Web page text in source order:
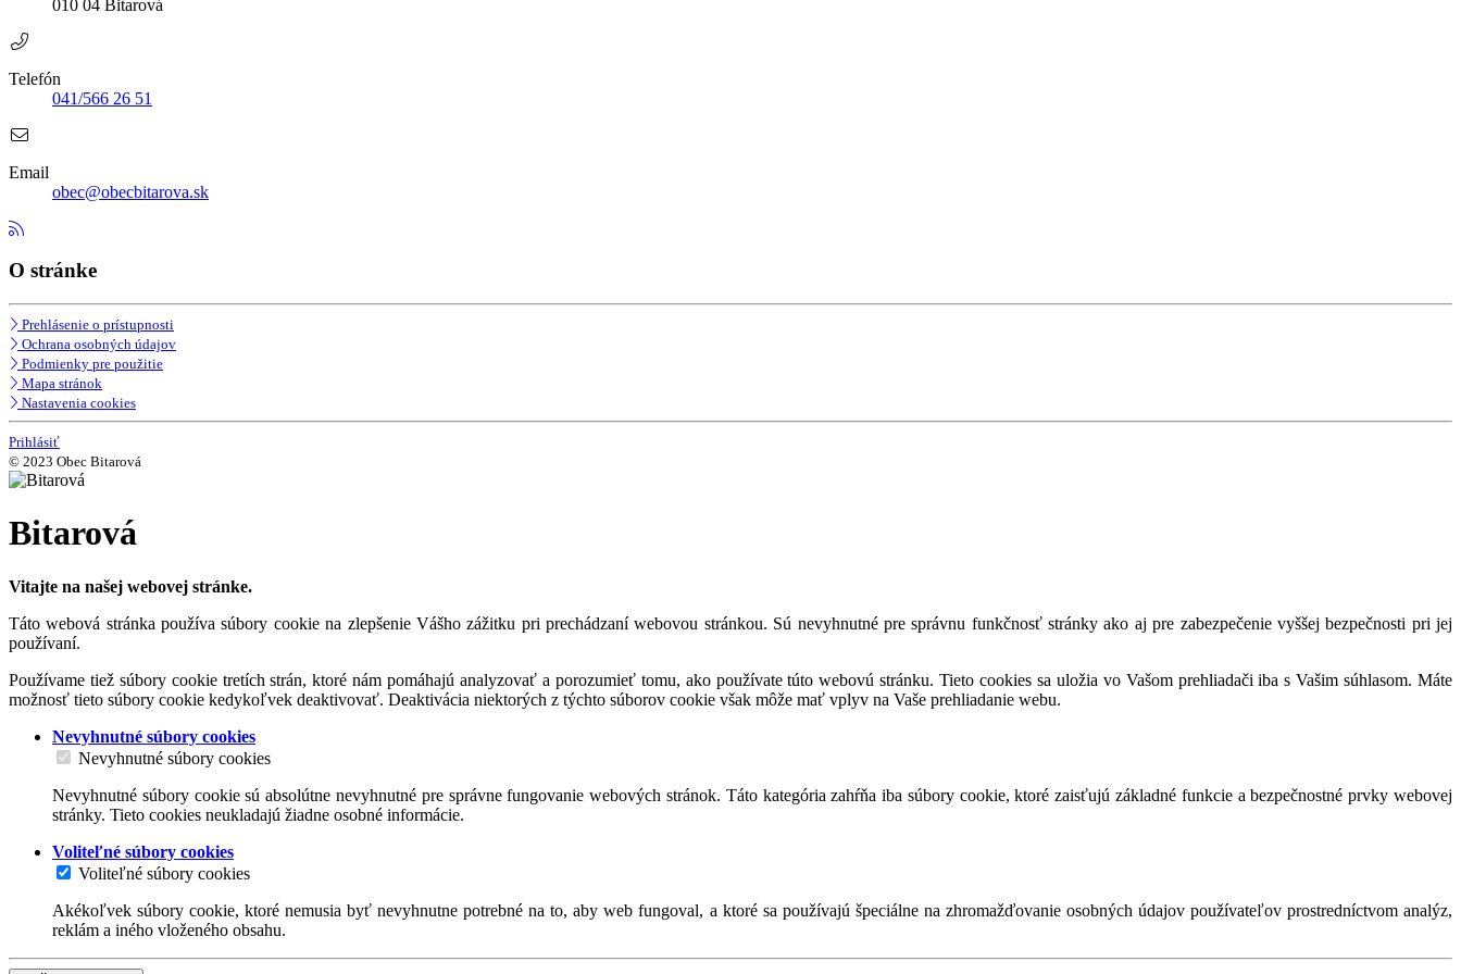
010 04 Bitarová
Telefón
041/566 26 51
Email
obec@obecbitarova.sk
O stránke
Prehlásenie o prístupnosti
Ochrana osobných údajov
Podmienky pre použitie
Mapa stránok
Nastavenia cookies
Prihlásiť
© 2023 Obec Bitarová
Bitarová
Vitajte na našej webovej stránke.
Táto webová stránka používa súbory cookie na zlepšenie Vášho zážitku pri prechádzaní webovou stránkou. Sú nevyhnutné pre správnu funkčnosť stránky ako aj pre zabezpečenie vyššej bezpečnosti pri jej
používaní.
Používame tiež súbory cookie tretích strán, ktoré nám pomáhajú analyzovať a porozumieť tomu, ako používate túto webovú stránku. Tieto cookies sa uložia vo Vašom prehliadači iba s Vašim súhlasom. Máte
možnosť tieto súbory cookie kedykoľvek deaktivovať. Deaktivácia niektorých z týchto súborov cookie však môže mať vplyv na Vaše prehliadanie webu.
Nevyhnutné súbory cookies
Nevyhnutné súbory cookies
Nevyhnutné súbory cookie sú absolútne nevyhnutné pre správne fungovanie webových stránok. Táto kategória zahŕňa iba súbory cookie, ktoré zaisťujú základné funkcie a bezpečnostné prvky webovej
stránky. Tieto cookies neukladajú žiadne osobné informácie.
Voliteľné súbory cookies
Voliteľné súbory cookies
Akékoľvek súbory cookie, ktoré nemusia byť nevyhnutne potrebné na to, aby web fungoval, a ktoré sa používajú špeciálne na zhromažďovanie osobných údajov používateľov prostredníctvom analýz,
reklám a iného vloženého obsahu.